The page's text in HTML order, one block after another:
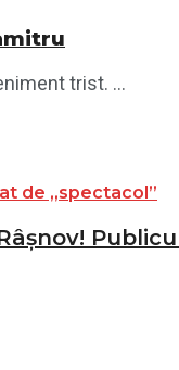
trist. ...